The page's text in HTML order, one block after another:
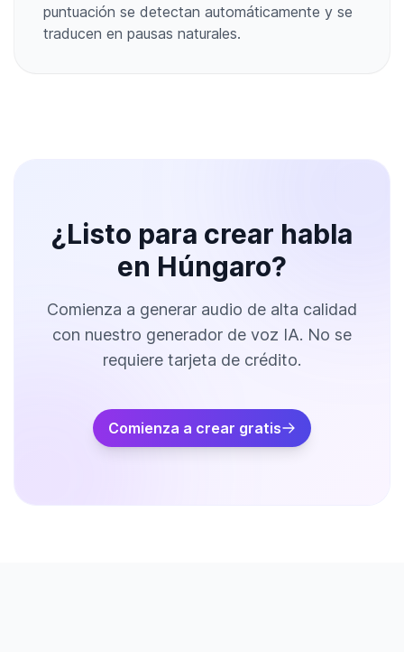
puntuación se detectan automáticamente y se
traducen en pausas naturales.
¿Listo para crear habla
en Húngaro?
Comienza a generar audio de alta calidad
con nuestro generador de voz IA. No se
requiere tarjeta de crédito.
Comienza a crear gratis